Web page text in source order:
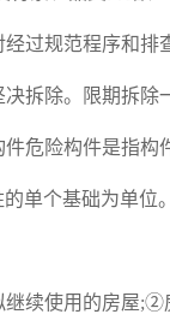
规范程序和排
拆除。限期拆除
险构件是指构
单个基础为单位
使用的房屋;②